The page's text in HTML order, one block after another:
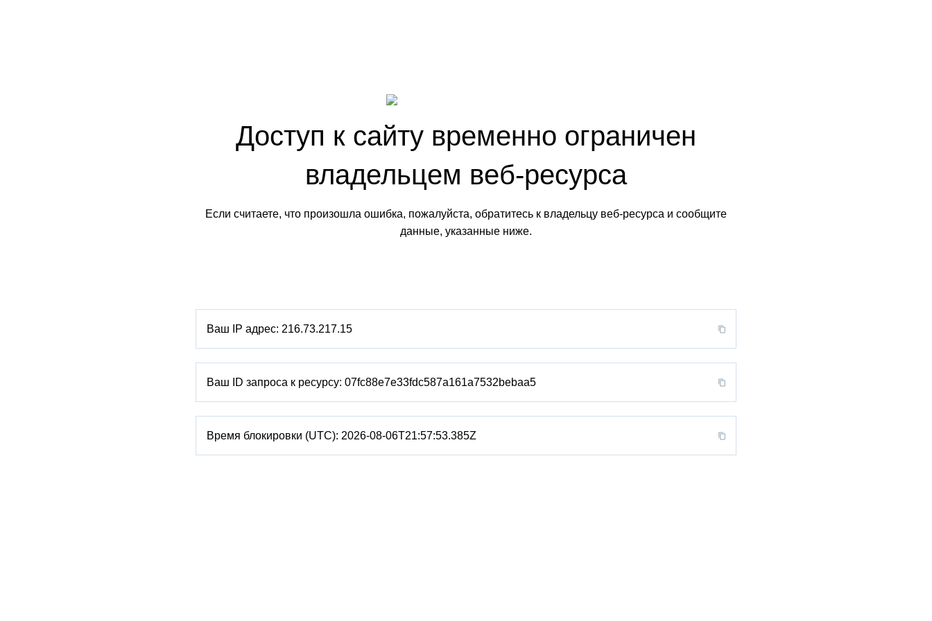
Доступ к сайту временно ограничен
владельцем веб-ресурса
Если считаете, что произошла ошибка, пожалуйста, обратитесь к владельцу веб-ресурса и сообщите
данные, указанные ниже.
Ваш IP адрес: 216.73.217.15
Ваш ID запроса к ресурсу: 07fc88e7e33fdc587a161a7532bebaa5
Время блокировки (UTC): 2026-08-06T21:57:53.385Z